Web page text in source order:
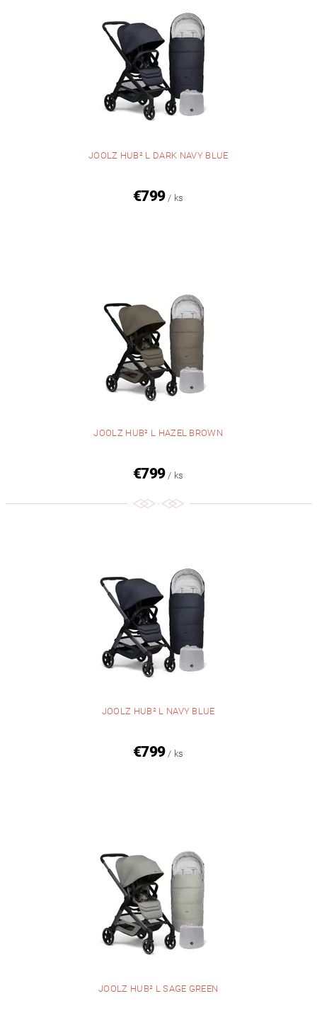
JOOLZ HUB² L DARK NAVY BLUE
€799 / ks
JOOLZ HUB² L HAZEL BROWN
€799 / ks
JOOLZ HUB² L NAVY BLUE
€799 / ks
JOOLZ HUB² L SAGE GREEN